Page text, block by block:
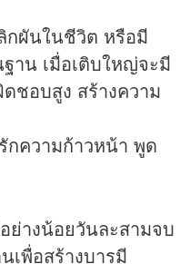
กผันในชีวิต หรือมี
าน เมื่อเติบใหญ่จะมี
ชอบสูง สร้างความ
ความก้าวหน้า พูด
ย่างน้อยวันละสามจบ
เพื่อสร้างบารมี